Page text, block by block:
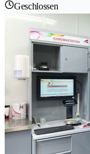
Geschlossen